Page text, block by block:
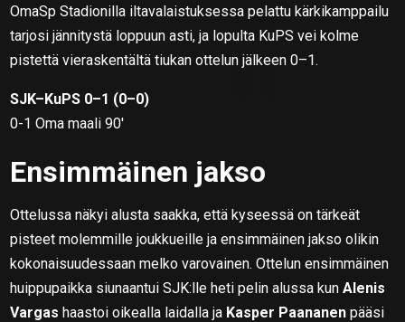
OmaSp Stadionilla iltavalaistuksessa pelattu kärkikamppailu
tarjosi jännitystä loppuun asti, ja lopulta KuPS vei kolme
pistettä vieraskentältä tiukan ottelun jälkeen 0–1.
SJK–KuPS 0–1 (0–0)
0-1 Oma maali 90′
Ensimmäinen jakso
Ottelussa näkyi alusta saakka, että kyseessä on tärkeät
pisteet molemmille joukkueille ja ensimmäinen jakso olikin
kokonaisuudessaan melko varovainen. Ottelun ensimmäinen
huippupaikka siunaantui SJK:lle heti pelin alussa kunAlenis
Vargas haastoi oikealla laidalla ja Kasper Paananen pääsi